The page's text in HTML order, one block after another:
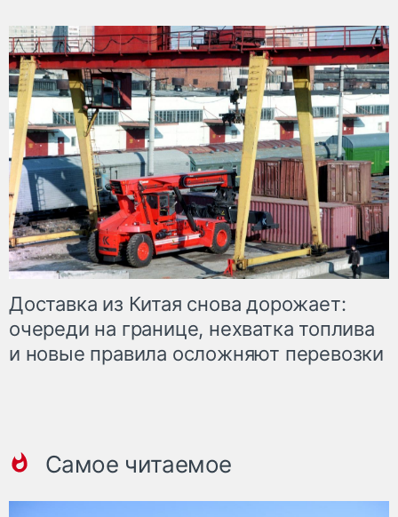
Доставка из Китая снова дорожает:
очереди на границе, нехватка топлива
и новые правила осложняют перевозки
Самое читаемое